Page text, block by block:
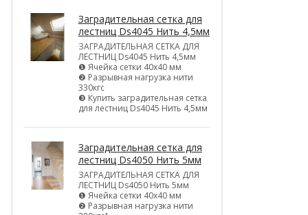
Заградительная сетка для
лестниц Ds4045 Нить 4,5мм
ЗАГРАДИТЕЛЬНАЯ СЕТКА ДЛЯ
ЛЕСТНИЦ Ds4045 Нить 4,5мм
❶ Ячейка сетки 40х40 мм
❷ Разрывная нагрузка нити
330кгс
❸ Купить заградительная сетка
для лестниц Ds4045 Нить 4,5мм
Заградительная сетка для
лестниц Ds4050 Нить 5мм
ЗАГРАДИТЕЛЬНАЯ СЕТКА ДЛЯ
ЛЕСТНИЦ Ds4050 Нить 5мм
❶ Ячейка сетки 40х40 мм
❷ Разрывная нагрузка нити